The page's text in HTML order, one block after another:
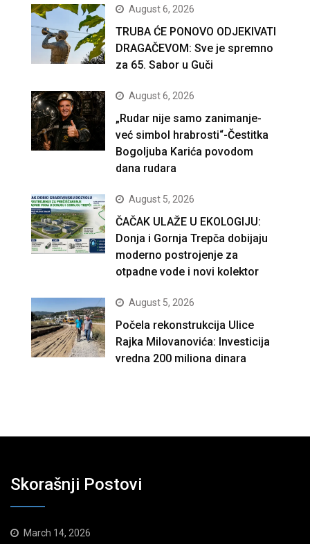
August 6, 2026
TRUBA ĆE PONOVO ODJEKIVATI
DRAGAČEVOM: Sve je spremno
za 65. Sabor u Guči
August 6, 2026
„Rudar nije samo zanimanje-
već simbol hrabrosti“-Čestitka
Bogoljuba Karića povodom
dana rudara
August 5, 2026
ČAČAK ULAŽE U EKOLOGIJU:
Donja i Gornja Trepča dobijaju
moderno postrojenje za
otpadne vode i novi kolektor
August 5, 2026
Počela rekonstrukcija Ulice
Rajka Milovanovića: Investicija
vredna 200 miliona dinara
Skorašnji Postovi
March 14, 2026